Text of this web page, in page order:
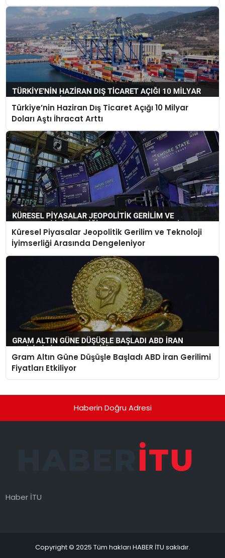
Türkiye’nin Haziran Dış Ticaret Açığı 10 Milyar
Doları Aştı İhracat Arttı
Küresel Piyasalar Jeopolitik Gerilim ve Teknoloji
İyimserliği Arasında Dengeleniyor
Gram Altın Güne Düşüşle Başladı ABD İran Gerilimi
Fiyatları Etkiliyor
Haberin Doğru Adresi
Haber İTU
Copyright © 2025 Tüm hakları HABER İTU saklıdır.